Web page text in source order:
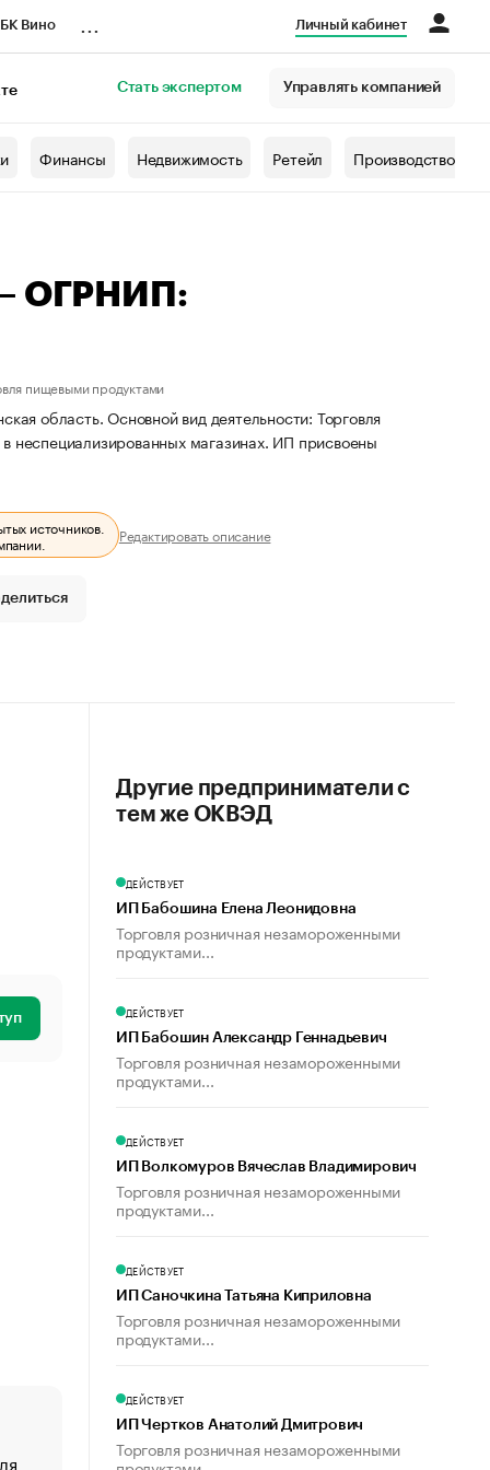
Вино Личный кабинет
Стать экспертом Управлять компанией
Финансы Недвижимость Ретейл Производство
— ОГРНИП:
пищевыми продуктами
область. Основной вид деятельности: Торговля
неспециализированных магазинах. ИП присвоены
источников.
Редактировать описание
«От спорта тело стареет иначе». Как живет глава
Другие предприниматели с
тем же ОКВЭД
ДЕЙСТВУЕТ
ИП Бабошина Елена Леонидовна
Торговля розничная незамороженными
продуктами...
ДЕЙСТВУЕТ
ИП Бабошин Александр Геннадьевич
Торговля розничная незамороженными
продуктами...
ДЕЙСТВУЕТ
ИП Волкомуров Вячеслав Владимирович
Торговля розничная незамороженными
продуктами...
ДЕЙСТВУЕТ
ИП Саночкина Татьяна Киприловна
Торговля розничная незамороженными
продуктами...
ДЕЙСТВУЕТ
ИП Чертков Анатолий Дмитрович
Торговля розничная незамороженными